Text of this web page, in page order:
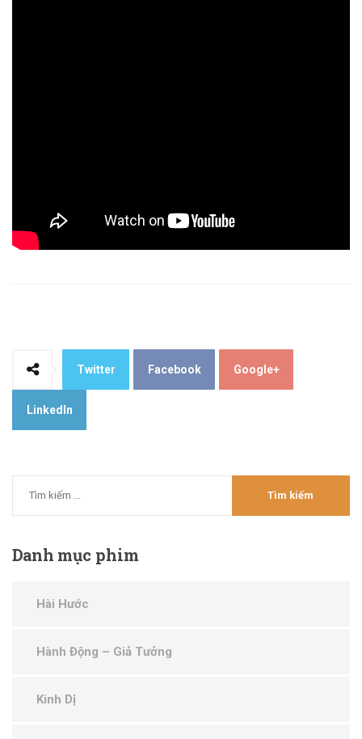
Twitter Facebook Google+
LinkedIn
Danhmục phim
Hài Hước
Hành Động – Giả Tưởng
Kinh Dị